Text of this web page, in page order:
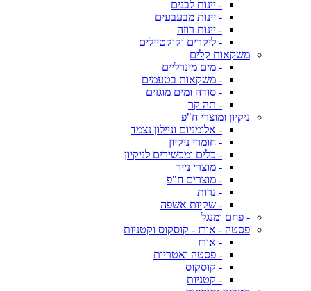
- יינות לבנים
- יינות מבעבעים
- יינות רוזה
- ליקרים וקוקטיילים
משקאות קלים
- מים מינרליים
- משקאות בטעמים
- סודה ומים מוגזים
- תה קר
ניקיון ומוצרי ח"פ
- אלומניום וניילון נצמד
- חומרי ניקיון
- כלים ומכשירים לניקיון
- מוצרי נייר
- מוצרים ח"פ
- נרות
- שקיות אשפה
- פחם ומנגל
פסטה - אורז - קוסקוס וקטניות
- אורז
- פסטה ואטריות
- קוסקוס
- קטניות